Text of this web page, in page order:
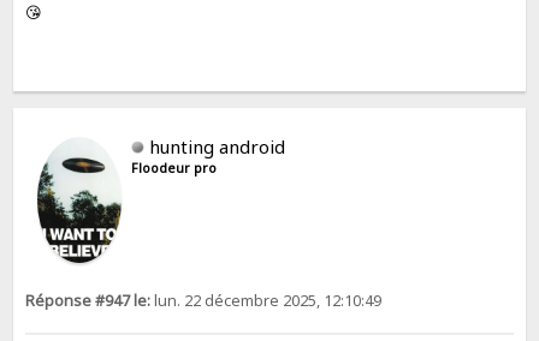
😘
hunting android
Floodeur pro
Réponse #947 le:lun. 22 décembre 2025, 12:10:49